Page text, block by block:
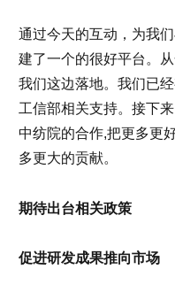
通过今天的互动，为我
建了一个的很好平台。
我们这边落地。我们已
工信部相关支持。接下
中纺院的合作,把更多更
多更大的贡献。
期待出台相关政策
促进研发成果推向市场